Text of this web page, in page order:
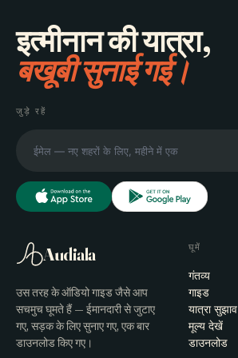
इत्मीनान की यात्रा,
बखूबी सुनाई गई।
जुड़े रहें
Audiala
उस तरह के ऑडियो गाइड जैसे आप
सचमुच घूमते हैं — ईमानदारी से जुटाए
गए, सड़क के लिए सुनाए गए, एक बार
डाउनलोड किए गए।
घूमें
गंतव्य
गाइड
यात्रा सुझाव
मूल्य देखें
डाउनलोड